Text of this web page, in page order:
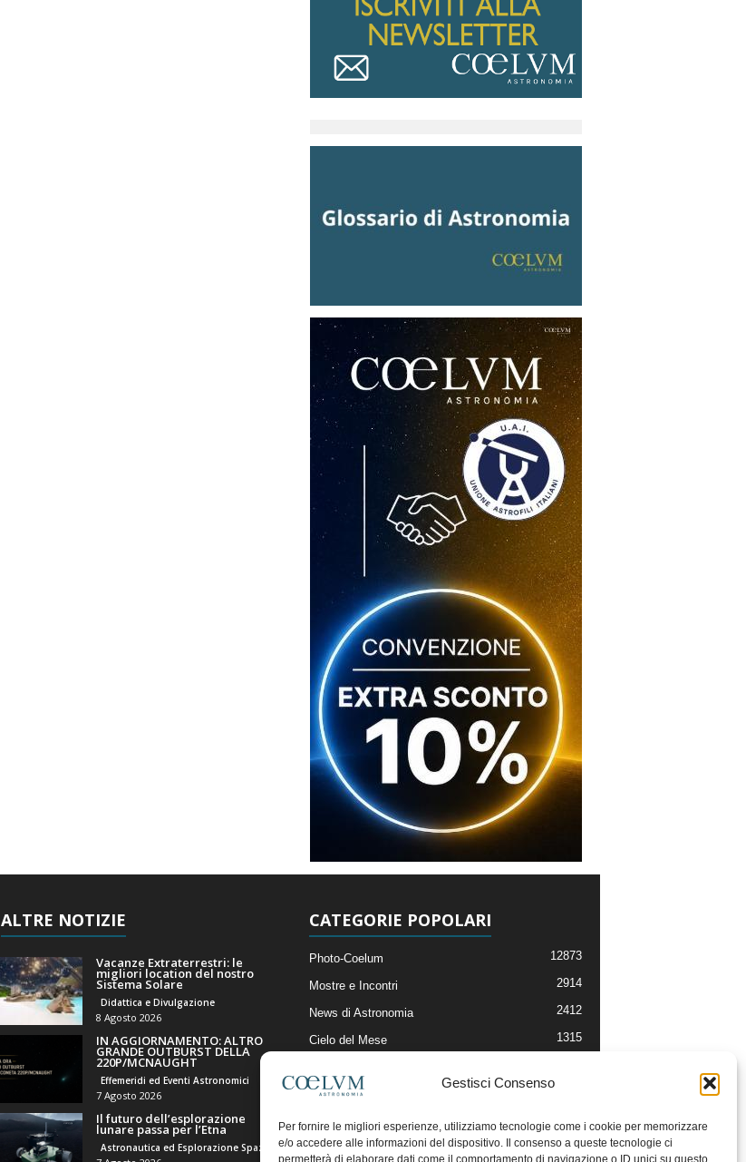
Gestisci Consenso
Per fornire le migliori esperienze, utilizziamo tecnologie come i cookie per memorizzare
e/o accedere alle informazioni del dispositivo. Il consenso a queste tecnologie ci
permetterà di elaborare dati come il comportamento di navigazione o ID unici su questo
ALTRE NOTIZIE
Vacanze Extraterrestri: le
migliori location del nostro
Sistema Solare
Didattica e Divulgazione
8 Agosto 2026
IN AGGIORNAMENTO: ALTRO
GRANDE OUTBURST DELLA
220P/MCNAUGHT
Effemeridi ed Eventi Astronomici
7 Agosto 2026
Il futuro dell’esplorazione
lunare passa per l’Etna
CATEGORIE POPOLARI
Photo-Coelum 12873
Mostre e Incontri 2914
News di Astronomia 2412
Cielo del Mese 1315
Articoli e Risorse On-Line
Il Blog della Redazione